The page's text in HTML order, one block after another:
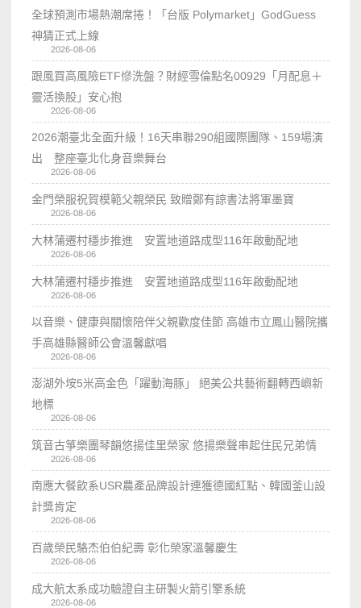
全球預測市場熱潮席捲！「台版 Polymarket」GodGuess
神猜正式上線
2026-08-06
跟風買高風險ETF慘洗盤？財經雪倫點名00929「月配息＋
靈活換股」安心抱
2026-08-06
2026潮臺北全面升級！16天串聯290組國際團隊、159場演
出 整座臺北化身音樂舞台
2026-08-06
金門榮服祝賀模範父親榮民 致贈鄭有諒書法將軍墨寶
2026-08-06
大林蒲遷村穩步推進 安置地道路成型116年啟動配地
2026-08-06
大林蒲遷村穩步推進 安置地道路成型116年啟動配地
2026-08-06
以音樂、健康與關懷陪伴父親歡度佳節 高雄市立鳳山醫院攜
手高雄縣醫師公會溫馨獻唱
2026-08-06
澎湖外垵5米高金色「躍動海豚」 絕美公共藝術翻轉西嶼新
地標
2026-08-06
筑音古箏樂團琴韻悠揚佳里榮家 悠揚樂聲串起住民兄弟情
2026-08-06
南應大餐飲系USR農產品牌設計連獲德國紅點、韓國釜山設
計獎肯定
2026-08-06
百歲榮民駱杰伯伯紀壽 彰化榮家溫馨慶生
2026-08-06
成大航太系成功驗證自主研製火箭引擎系統
2026-08-06